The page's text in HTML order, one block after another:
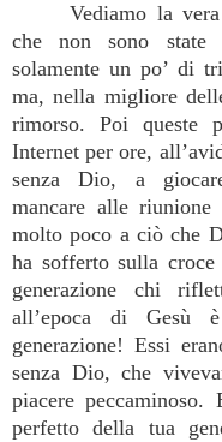
Vediamo la
che non sono state
solamente un po’ di
ma, nella migliore
rimorso. Poi queste
Internet per ore,
senza Dio, a
mancare alle
molto poco a ciò che
ha sofferto sulla
generazione chi
all’epoca di Gesù
generazione! Essi
senza Dio, che
piacere
perfetto della tua